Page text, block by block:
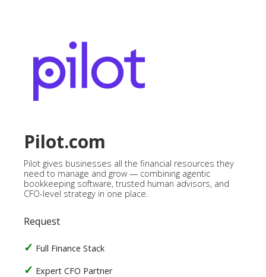
Pilot.com
Pilot gives businesses all the financial resources they
need to manage and grow — combining agentic
bookkeeping software, trusted human advisors, and
CFO-level strategy in one place.
Request
Full Finance Stack
Expert CFO Partner